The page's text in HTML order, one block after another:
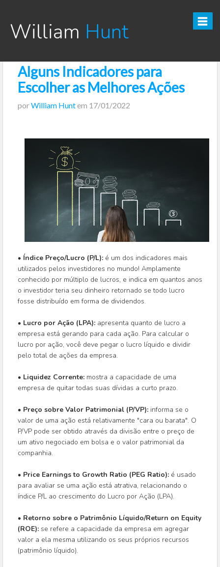
William Hunt
CURSO TESOURO DIRETO PRO
CURSO SEGREDOS DOS INVESTIMENTOS PARA INICIANTES
Alguns Indicadores para
Escolher as Melhores Ações
porWilliam Huntem 17/01/2022
• Índice Preço/Lucro (P/L): é um dos indicadores mais
utilizados pelos investidores no mundo! Amplamente
conhecido por múltiplo de lucros, e indica em quantos anos
o investidor teria seu dinheiro retornado se todo lucro
fosse distribuído em forma de dividendos.
• Lucro por Ação (LPA): apresenta quanto de lucro a
empresa está gerando para cada ação. Para calcular o
lucro por ação, você deve pegar o lucro líquido e dividir
pelo total de ações da empresa.
• Liquidez Corrente: mostra a capacidade de uma
empresa de quitar todas suas dívidas a curto prazo.
• Preço sobre Valor Patrimonial (P/VP): informa se o
valor de uma ação está relativamente "cara ou barata". O
P/VP pode ser obtido através da divisão entre o preço de
um ativo negociado em bolsa e o valor patrimonial da
companhia.
• Price Earnings to Growth Ratio (PEG Ratio): é usado
para avaliar se uma ação está atrativa, relacionando o
índice P/L ao crescimento do Lucro por Ação (LPA).
• Retorno sobre o Patrimônio Líquido/Return on Equity
(ROE): se refere a capacidade da empresa em agregar
valor a ela mesma utilizando os seus próprios recursos
(patrimônio líquido).